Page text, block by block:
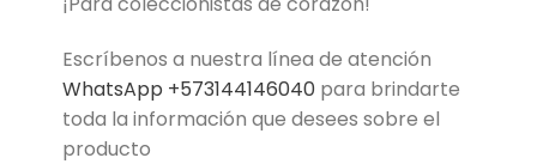
Escríbenos a nuestra línea de atención
WhatsApp +573144146040 para brindarte
toda la información que desees sobre el
producto